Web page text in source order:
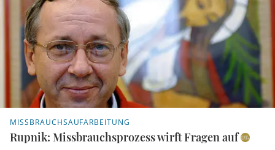
MISSBRAUCHSAUFARBEITUNG
Rupnik: Missbrauchsprozess wirft Fragen auf